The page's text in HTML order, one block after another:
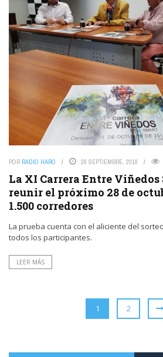
POR RADIO HARO 26 SEPTIEMBRE, 2018
La XI Carrera Entre Viñedos
reunir el próximo 28 de
1.500 corredores
La prueba cuenta con el aliciente del
todos los participantes.
LEER MÁS
1 2